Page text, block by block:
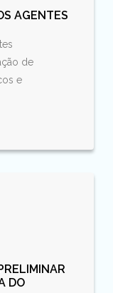
AGENTES
de
e
DO